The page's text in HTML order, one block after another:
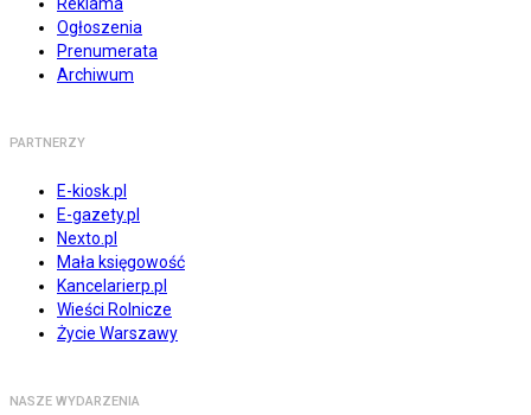
Ogłoszenia
Prenumerata
Archiwum
PARTNERZY
E-kiosk.pl
E-gazety.pl
Nexto.pl
Mała księgowość
Kancelarierp.pl
Wieści Rolnicze
Życie Warszawy
NASZE WYDARZENIA